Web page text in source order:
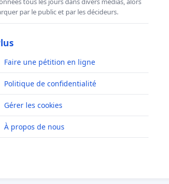
par le public et par les décideurs.
Faire une pétition en ligne
Politique de confidentialité
Gérer les cookies
À propos de nous